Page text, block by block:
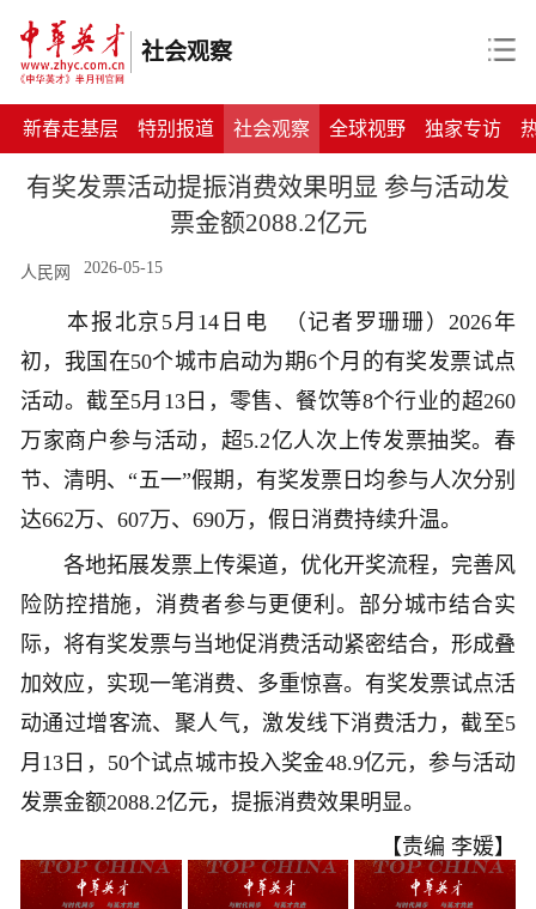
社会观察
新春走基层 特别报道 社会观察 全球视野 独家专访
有奖发票活动提振消费效果明显 参与活动发
票金额2088.2亿元
人民网 2026-05-15
本报北京5月14日电 （记者罗珊珊）2026年
初，我国在50个城市启动为期6个月的有奖发票试点
活动。截至5月13日，零售、餐饮等8个行业的超260
万家商户参与活动，超5.2亿人次上传发票抽奖。春
节、清明、“五一”假期，有奖发票日均参与人次分别
达662万、607万、690万，假日消费持续升温。
各地拓展发票上传渠道，优化开奖流程，完善风
险防控措施，消费者参与更便利。部分城市结合实
际，将有奖发票与当地促消费活动紧密结合，形成叠
加效应，实现一笔消费、多重惊喜。有奖发票试点活
动通过增客流、聚人气，激发线下消费活力，截至5
月13日，50个试点城市投入奖金48.9亿元，参与活动
发票金额2088.2亿元，提振消费效果明显。
【责编 李媛】